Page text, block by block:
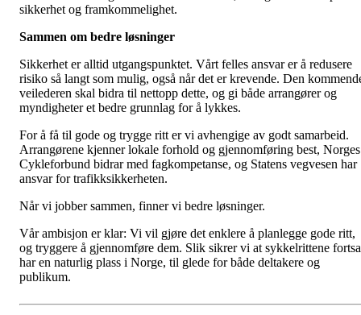
sikkerhet og framkommelighet.
Sammen om bedre løsninger
Sikkerhet er alltid utgangspunktet. Vårt felles ansvar er å redusere
risiko så langt som mulig, også når det er krevende. Den
veilederen skal bidra til nettopp dette, og gi både arrangører og
myndigheter et bedre grunnlag for å lykkes.
For å få til gode og trygge ritt er vi avhengige av godt samarbeid.
Arrangørene kjenner lokale forhold og gjennomføring best, Norges
Cykleforbund bidrar med fagkompetanse, og Statens vegvesen har
ansvar for trafikksikkerheten.
Når vi jobber sammen, finner vi bedre løsninger.
Vår ambisjon er klar: Vi vil gjøre det enklere å planlegge gode ritt,
og tryggere å gjennomføre dem. Slik sikrer vi at sykkelrittene
har en naturlig plass i Norge, til glede for både deltakere og
publikum.